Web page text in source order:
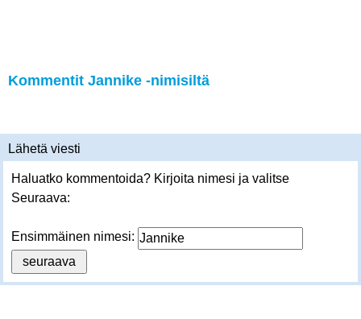
Kommentit Jannike -nimisiltä
Lähetä viesti
Haluatko kommentoida? Kirjoita nimesi ja valitse
Seuraava:
Ensimmäinen nimesi: